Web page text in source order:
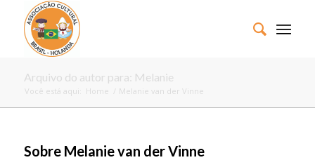
Arquivo do autor para: Melanie
Você está aqui: Home / Melanie van der Vinne
Sobre Melanie van der Vinne